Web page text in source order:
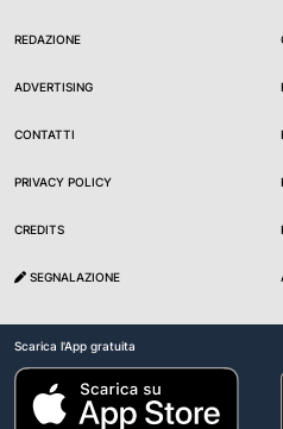
REDAZIONE
ADVERTISING
CONTATTI
PRIVACY POLICY
CREDITS
SEGNALAZIONE
Scarica l'App gratuita